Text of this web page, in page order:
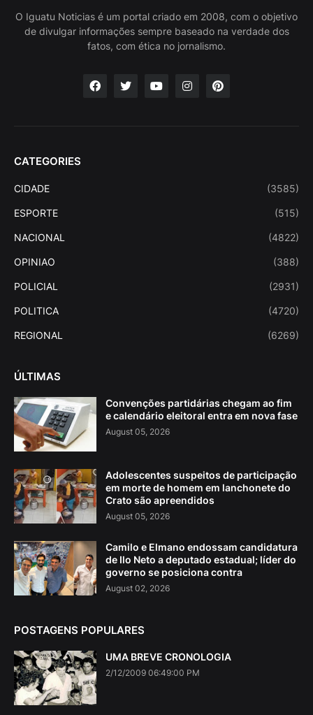
O Iguatu Noticias é um portal criado em 2008, com o objetivo
de divulgar informações sempre baseado na verdade dos
fatos, com ética no jornalismo.
CATEGORIES
CIDADE (3585)
ESPORTE (515)
NACIONAL (4822)
OPINIAO (388)
POLICIAL (2931)
POLITICA (4720)
REGIONAL (6269)
ÚLTIMAS
Convenções partidárias chegam ao fim
e calendário eleitoral entra em nova fase
August 05, 2026
Adolescentes suspeitos de participação
em morte de homem em lanchonete do
Crato são apreendidos
August 05, 2026
Camilo e Elmano endossam candidatura
de Ilo Neto a deputado estadual; líder do
governo se posiciona contra
August 02, 2026
POSTAGENS POPULARES
UMA BREVE CRONOLOGIA
2/12/2009 06:49:00 PM